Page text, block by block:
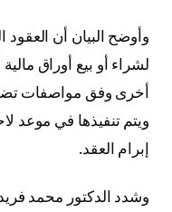
وأوضح البيان أن
لشراء أو بيع أوراق
أخرى وفق مواصفات
ويتم تنفيذها في موعد
إبرام العقد.
وشدد الدكتور محمد